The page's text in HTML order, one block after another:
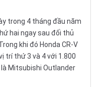
trong 4 tháng đầu năm
hai ngay sau đối thủ
khi đó Honda CR-V
trí thứ 3 và 4 với 1.800
là Mitsubishi Outlander